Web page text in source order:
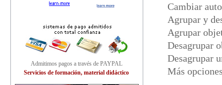
Admitimos pagos a través de PAYPAL
Servicios de formación, material didáctico
Cambiar
Agrupar y
Agrupar
Desagrupar
Desagrupar
Más